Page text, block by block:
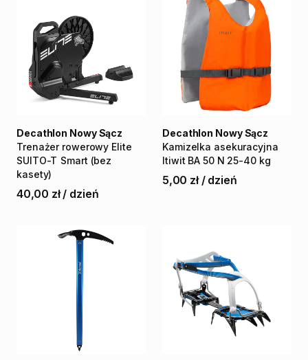
Trenażer rowerowy Elite
SUITO-T Smart (bez
kasety)
Decathlon Nowy Sącz
40,00 zł / dzień
Kamizelka asekuracyjna
Itiwit BA 50 N 25-40 kg
Decathlon Nowy Sącz
5,00 zł / dzień